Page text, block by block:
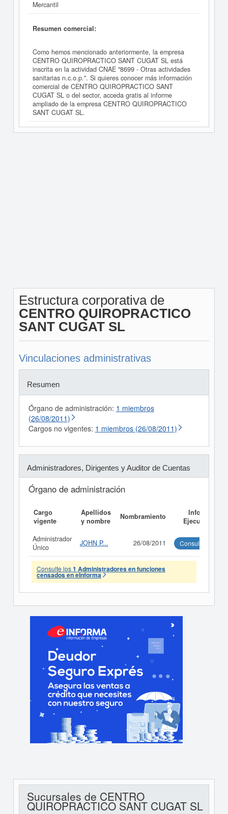
Mercantil
Resumen comercial:
Como hemos mencionado anteriormente, la empresa
CENTRO QUIROPRACTICO SANT CUGAT SL está
inscrita en la actividad CNAE "8699 - Otras actividades
sanitarias n.c.o.p.". Si quieres conocer más información
comercial de CENTRO QUIROPRACTICO SANT
CUGAT SL o del sector, acceda gratis al informe
ampliado de la empresa CENTRO QUIROPRACTICO
SANT CUGAT SL.
Estructura corporativa de
CENTRO QUIROPRACTICO
SANT CUGAT SL
Vinculaciones administrativas
Resumen
Órgano de administración: 1 miembros
(26/08/2011)
Cargos no vigentes: 1 miembros (26/08/2011)
Administradores, Dirigentes y Auditor de Cuentas
Órgano de administración
Cargo
vigente
Apellidos
y nombre
Nombramiento
Informe
Ejecutivo
Administrador
Único
JOHN P... 26/08/2011 Consultar
Consulte los1 Administradores en funciones
censados en eInforma
Sucursales de CENTRO
QUIROPRACTICO SANT CUGAT SL